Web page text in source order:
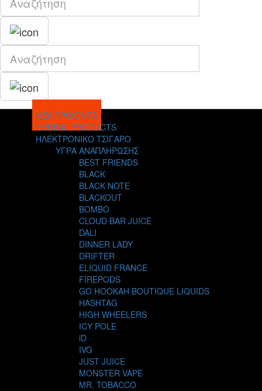
ΝΕΑ ΠΡΟΪΟΝΤΑ
HERBAL PRODUCTS
ΗΛΕΚΤΡΟΝΙΚΟ ΤΣΙΓΑΡΟ
ΥΓΡΑ ΑΝΑΠΛΗΡΩΣΗΣ
BEST FRIENDS
BLACK
BLACK NOTE
BLACKOUT
BOMBO
CLOUD BAR JUICE
DALI
DINNER LADY
DRIFTER
ELIQUID FRANCE
FIREPODS
GO HOOKAH BOUTIQUE LIQUIDS
HASHTAG
HIGH WHEELERS
ICY POLE
iD
IVG
JUST JUICE
MONSTER VAPE
MR. TOBACCO